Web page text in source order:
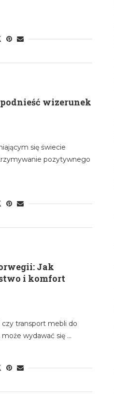
wizerunek
się świecie
pozytywnego
Jak
i komfort
transport mebli do
wydawać się …